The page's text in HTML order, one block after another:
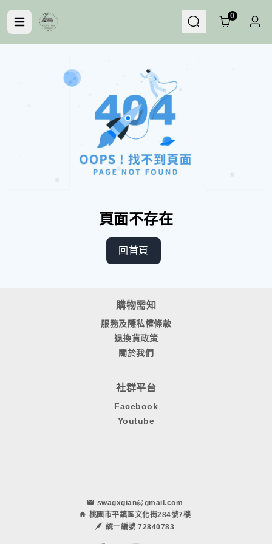
Cart0
頁面不存在
回首頁
購物需知
服務及隱私權條款
退換貨政策
關於我們
社群平台
Facebook
Youtube
swagxgian@gmail.com
桃園市平鎮區文化街284號7樓
統一編號 72840783